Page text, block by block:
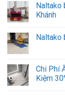
Naltako
Khánh
Naltako
Chi Phí
Kiệm